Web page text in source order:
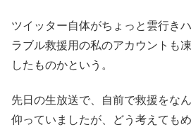
ツイッター自体がちょっと雲行き
ラブル救援用の私のアカウントも
したものかという。
先日の生放送で、自前で救援をな
仰っていましたが、どう考えても